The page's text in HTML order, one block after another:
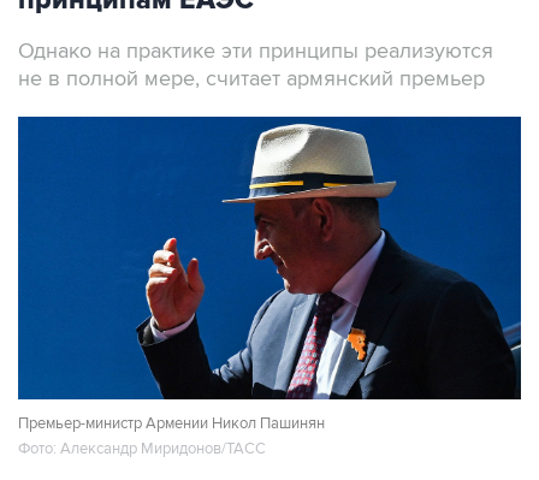
Однако на практике эти принципы реализуются
не в полной мере, считает армянский премьер
Премьер-министр Армении Никол Пашинян
Фото: Александр Миридонов/ТАСС